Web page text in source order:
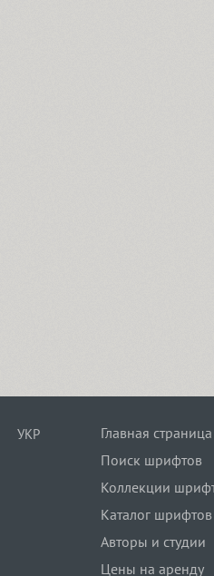
УКР
Главная страница
Поиск шрифтов
Коллекции
Каталог шрифтов
Авторы и студии
Цены на аренду